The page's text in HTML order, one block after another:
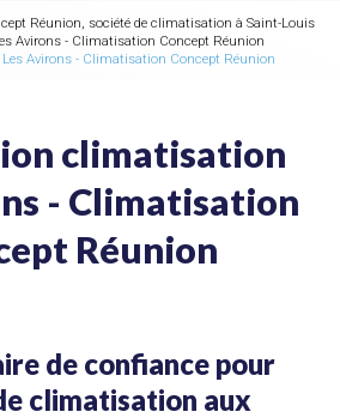
Réunion, société de climatisation à Saint-Louis
Avirons - Climatisation Concept Réunion
Avirons - Climatisation Concept Réunion
climatisation
- Climatisation
Réunion
de confiance pour
climatisation aux